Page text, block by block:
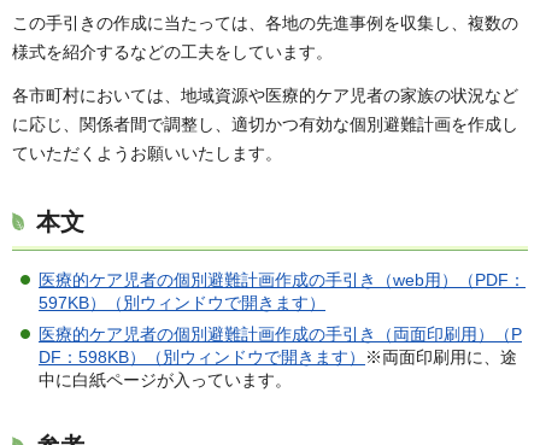
この手引きの作成に当たっては、各地の先進事例を収集し、複数の
様式を紹介するなどの工夫をしています。
各市町村においては、地域資源や医療的ケア児者の家族の状況など
に応じ、関係者間で調整し、適切かつ有効な個別避難計画を作成し
ていただくようお願いいたします。
本文
医療的ケア児者の個別避難計画作成の手引き（web用）（PDF：
597KB）（別ウィンドウで開きます）
医療的ケア児者の個別避難計画作成の手引き（両面印刷用）（P
DF：598KB）（別ウィンドウで開きます）
※両面印刷用に、途
中に白紙ページが入っています。